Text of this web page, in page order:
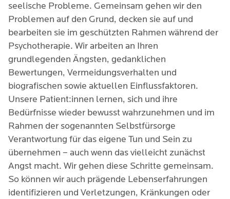
seelische Probleme. Gemeinsam gehen wir den
Problemen auf den Grund, decken sie auf und
bearbeiten sie im geschützten Rahmen während der
Psychotherapie. Wir arbeiten an Ihren
grundlegenden Ängsten, gedanklichen
Bewertungen, Vermeidungsverhalten und
biografischen sowie aktuellen Einflussfaktoren.
Unsere Patient:innen lernen, sich und ihre
Bedürfnisse wieder bewusst wahrzunehmen und im
Rahmen der sogenannten Selbstfürsorge
Verantwortung für das eigene Tun und Sein zu
übernehmen – auch wenn das vielleicht zunächst
Angst macht. Wir gehen diese Schritte gemeinsam.
So können wir auch prägende Lebenserfahrungen
identifizieren und Verletzungen, Kränkungen oder